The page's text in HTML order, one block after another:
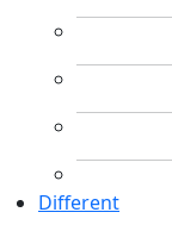
Different